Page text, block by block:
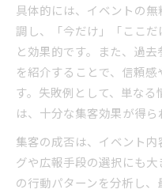
具体的には、イベントの
調し、「今だけ」「ここ
と効果的です。また、過
を紹介することで、信頼
す。失敗例として、単な
は、十分な集客効果が得ら
集客の成否は、イベント
グや広報手段の選択にも
の行動パターンを分析し